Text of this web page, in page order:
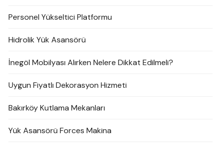
Personel Yükseltici Platformu
Hidrolik Yük Asansörü
İnegöl Mobilyası Alırken Nelere Dikkat Edilmeli?
Uygun Fiyatlı Dekorasyon Hizmeti
Bakırköy Kutlama Mekanları
Yük Asansörü Forces Makina